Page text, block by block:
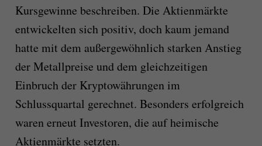
Kursgewinne beschreiben. Die Aktienmärkte
entwickelten sich positiv, doch kaum jemand
hatte mit dem außergewöhnlich starken Anstieg
der Metallpreise und dem gleichzeitigen
Einbruch der Kryptowährungen im
Schlussquartal gerechnet. Besonders erfolgreich
waren erneut Investoren, die auf heimische
Aktienmärkte setzten.